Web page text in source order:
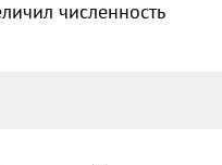
численность